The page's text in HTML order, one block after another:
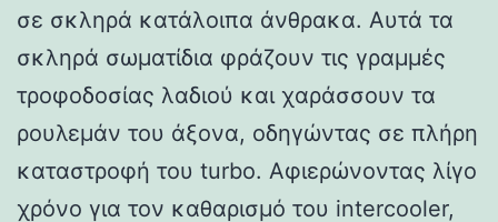
σε σκληρά κατάλοιπα άνθρακα. Αυτά τα
σκληρά σωματίδια φράζουν τις γραμμές
τροφοδοσίας λαδιού και χαράσσουν τα
ρουλεμάν του άξονα, οδηγώντας σε πλήρη
καταστροφή του turbo. Αφιερώνοντας λίγο
χρόνο για τον καθαρισμό του intercooler,